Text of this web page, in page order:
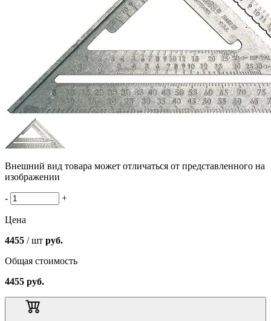
Внешний вид товара может отличаться от представленного на
изображении
- +
Цена
4455 / шт руб.
Общая стоимость
4455 руб.